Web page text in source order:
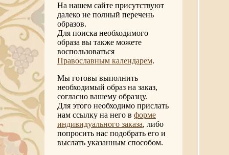
На нашем сайте присутствуют
далеко не полный перечень
образов.
Для поиска необходимого
образа вы также можете
воспользоваться
Православным календарем.
Мы готовы выполнить
необходимый образ на заказ,
согласно вашему образцу.
Для этого необходимо прислать
нам ссылку на него в форме
индивидуального заказа, либо
попросить нас подобрать его и
выслать указанным способом.